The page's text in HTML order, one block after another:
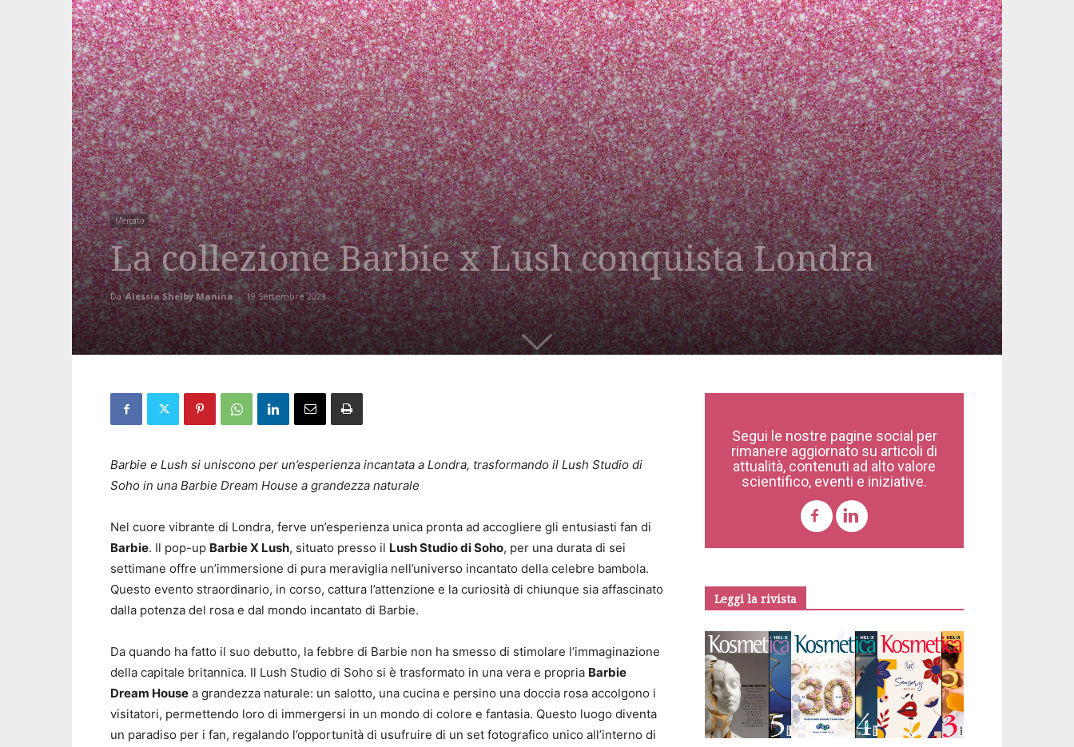
Mercato
La collezione Barbie x Lush conquista Londra
Da Alessia Shelby Manina - 19 Settembre 2023
Barbie e Lush si uniscono per un’esperienza incantata a Londra, trasformando il Lush Studio di
Soho in una Barbie Dream House a grandezza naturale
Nel cuore vibrante di Londra, ferve un’esperienza unica pronta ad accogliere gli entusiasti fan di
Barbie. Il pop-up Barbie X Lush, situato presso il Lush Studio di Soho, per una durata di sei
settimane offre un’immersione di pura meraviglia nell’universo incantato della celebre bambola.
Questo evento straordinario, in corso, cattura l’attenzione e la curiosità di chiunque sia affascinato
dalla potenza del rosa e dal mondo incantato di Barbie.
Da quando ha fatto il suo debutto, la febbre di Barbie non ha smesso di stimolare l’immaginazione
della capitale britannica. Il Lush Studio di Soho si è trasformato in una vera e propria Barbie
Dream House a grandezza naturale: un salotto, una cucina e persino una doccia rosa accolgono i
visitatori, permettendo loro di immergersi in un mondo di colore e fantasia. Questo luogo diventa
un paradiso per i fan, regalando l’opportunità di usufruire di un set fotografico unico all’interno di
Segui le nostre pagine social per
rimanere aggiornato su articoli di
attualità, contenuti ad alto valore
scientifico, eventi e iniziative.
Leggi la rivista